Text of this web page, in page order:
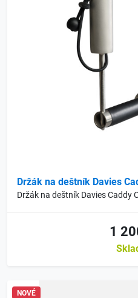
Držák na deštník Davies
Držák na deštník Davies Caddy
1
NOVÉ